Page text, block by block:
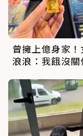
曾擁上億身家
浪浪：我餓沒